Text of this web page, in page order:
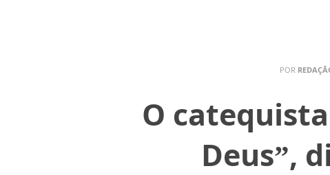
POR
O
Deus”,